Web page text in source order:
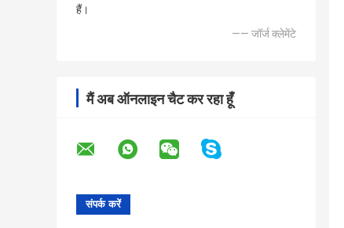
हैं।
—— जॉर्ज क्लेमेंटे
मैं अब ऑनलाइन चैट कर रहा हूँ